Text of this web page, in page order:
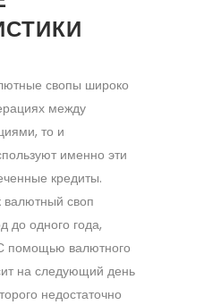
свопы широко
между
то и
именно эти
кредиты.
валютный своп
до одного года,
помощью валютного
на следующий день
недостаточно